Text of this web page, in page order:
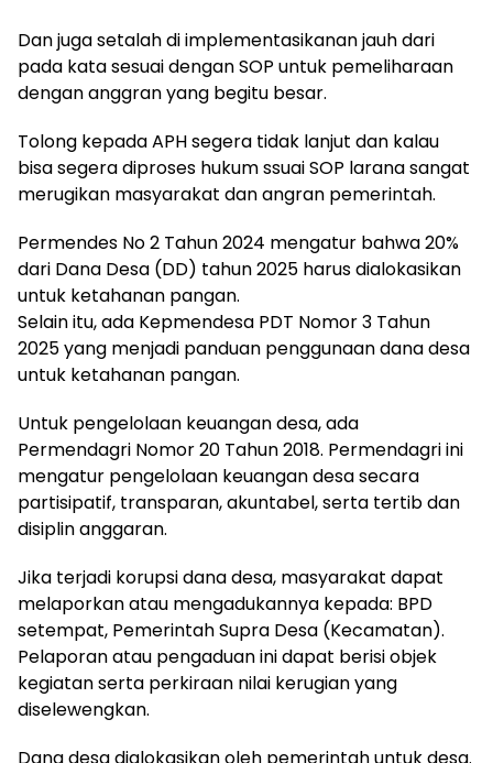
Dan juga setalah di implementasikanan jauh dari
pada kata sesuai dengan SOP untuk pemeliharaan
dengan anggran yang begitu besar.
Tolong kepada APH segera tidak lanjut dan kalau
bisa segera diproses hukum ssuai SOP larana sangat
merugikan masyarakat dan angran pemerintah.
Permendes No 2 Tahun 2024 mengatur bahwa 20%
dari Dana Desa (DD) tahun 2025 harus dialokasikan
untuk ketahanan pangan.
Selain itu, ada Kepmendesa PDT Nomor 3 Tahun
2025 yang menjadi panduan penggunaan dana desa
untuk ketahanan pangan.
Untuk pengelolaan keuangan desa, ada
Permendagri Nomor 20 Tahun 2018. Permendagri ini
mengatur pengelolaan keuangan desa secara
partisipatif, transparan, akuntabel, serta tertib dan
disiplin anggaran.
Jika terjadi korupsi dana desa, masyarakat dapat
melaporkan atau mengadukannya kepada: BPD
setempat, Pemerintah Supra Desa (Kecamatan).
Pelaporan atau pengaduan ini dapat berisi objek
kegiatan serta perkiraan nilai kerugian yang
diselewengkan.